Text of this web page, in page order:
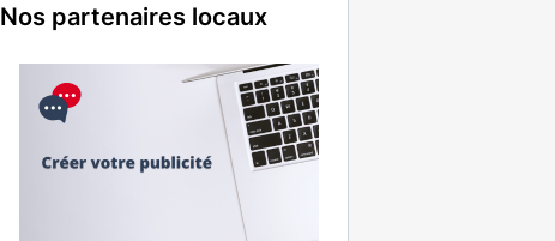
Nos partenaires locaux